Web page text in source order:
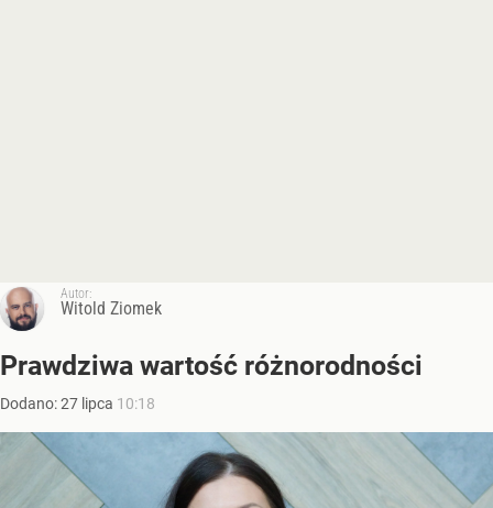
Autor:
Witold Ziomek
Prawdziwa wartość różnorodności
Dodano:27 lipca 10:18